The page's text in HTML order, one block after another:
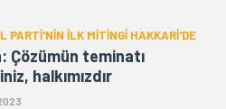
PARTİ'NİN İLK MİTİNGİ HAKKARİ'DE
Çözümün teminatı
halkımızdır